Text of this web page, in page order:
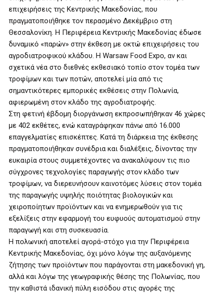
επιχειρήσεις της Κεντρικής Μακεδονίας, που
πραγματοποιήθηκε τον περασμένο Δεκέμβριο στη
Θεσσαλονίκη. Η Περιφέρεια Κεντρικής Μακεδονίας έδωσε
δυναμικό «παρών» στην έκθεση με οκτώ επιχειρήσεις του
αγροδιατροφικού κλάδου. Η Warsaw Food Expo, αν και
σχετικά νέα στο διεθνές εκθεσιακό τοπίο στον τομέα των
τροφίμων και των ποτών, αποτελεί μία από τις
σημαντικότερες εμπορικές εκθέσεις στην Πολωνία,
αφιερωμένη στον κλάδο της αγροδιατροφής.
Στη φετινή έβδομη διοργάνωση εκπροσωπήθηκαν 46 χώρες
με 402 εκθέτες, ενώ καταγράφηκαν πάνω από 16.000
επαγγελματίες επισκέπτες. Κατά τη διάρκεια της έκθεσης
πραγματοποιήθηκαν συνέδρια και διαλέξεις, δίνοντας την
ευκαιρία στους συμμετέχοντες να ανακαλύψουν τις πιο
σύγχρονες τεχνολογίες παραγωγής στον κλάδο των
τροφίμων, να διερευνήσουν καινοτόμες λύσεις στον τομέα
της παραγωγής υψηλής ποιότητας βιολογικών και
χειροποίητων προϊόντων και να ενημερωθούν για τις
εξελίξεις στην εφαρμογή του ευφυούς αυτοματισμού στην
παραγωγή και στη συσκευασία.
Η πολωνική αποτελεί αγορά-στόχο για την Περιφέρεια
Κεντρικής Μακεδονίας, όχι μόνο λόγω της αυξανόμενης
ζήτησης των προϊόντων που παράγονται στη μακεδονική γη,
αλλά και λόγω της γεωγραφικής θέσης της Πολωνίας, που
την καθιστά ιδανική πύλη εισόδου στις αγορές της